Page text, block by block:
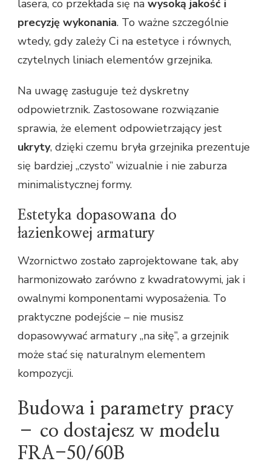
lasera, co przekłada się na wysoką jakość i
precyzję wykonania. To ważne szczególnie
wtedy, gdy zależy Ci na estetyce i równych,
czytelnych liniach elementów grzejnika.
Na uwagę zasługuje też dyskretny
odpowietrznik. Zastosowane rozwiązanie
sprawia, że element odpowietrzający jest
ukryty, dzięki czemu bryła grzejnika prezentuje
się bardziej „czysto” wizualnie i nie zaburza
minimalistycznej formy.
Estetyka dopasowana do
łazienkowej armatury
Wzornictwo zostało zaprojektowane tak, aby
harmonizowało zarówno z kwadratowymi, jak i
owalnymi komponentami wyposażenia. To
praktyczne podejście – nie musisz
dopasowywać armatury „na siłę”, a grzejnik
może stać się naturalnym elementem
kompozycji.
Budowa i parametry pracy
– co dostajesz w modelu
FRA-50/60B